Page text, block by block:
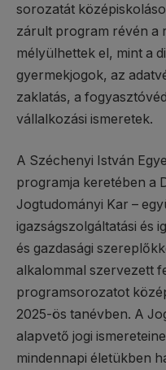
sorozatát
zárult program révén a
mélyülhettek el, mint a
gyermekjogok, az
zaklatás, a
vállalkozási ismeretek.
A Széchenyi István
programja keretében a
Jogtudományi Kar –
igazságszolgáltatási és
és gazdasági
alkalommal szervezett
programsorozatot
2025-ös tanévben. A
alapvető jogi
mindennapi életükben